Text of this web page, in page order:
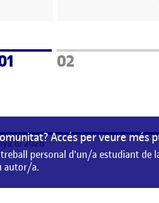
Pàgina
02
Accés per veure més
personal d'un/a estudiant de
autor/a.
© 2026